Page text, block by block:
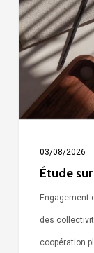
délégation
de
l’UE
03/08/2026
Étude
Engagement
des
coopération